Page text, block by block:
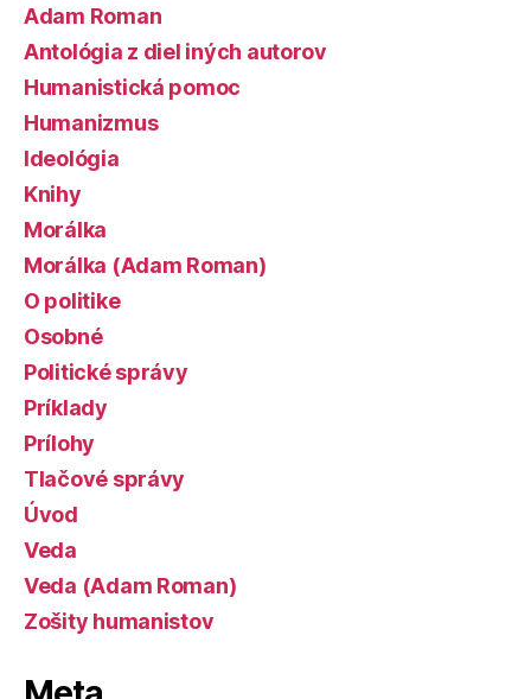
Adam Roman
Antológia z diel iných autorov
Humanistická pomoc
Humanizmus
Ideológia
Knihy
Morálka
Morálka (Adam Roman)
O politike
Osobné
Politické správy
Príklady
Prílohy
Tlačové správy
Úvod
Veda
Veda (Adam Roman)
Zošity humanistov